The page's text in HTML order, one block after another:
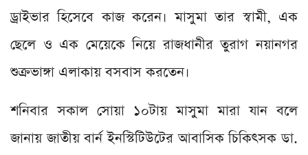
ড্রাইভার হিসেবে কাজ করেন। মাসুমা তার স্বামী, এক
ছেলে ও এক মেয়েকে নিয়ে রাজধানীর তুরাগ নয়ানগর
শুক্রভাঙ্গা এলাকায় বসবাস করতেন।
শনিবার সকাল সোয়া ১০টায় মাসুমা মারা যান বলে
জানায় জাতীয় বার্ন ইনস্টিটিউটের আবাসিক চিকিৎসক ডা.